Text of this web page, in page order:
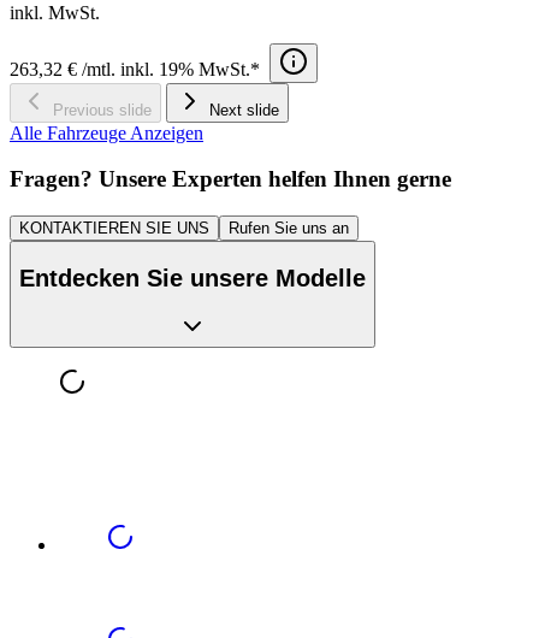
inkl. MwSt.
263,32 € /mtl. inkl. 19% MwSt.*
Previous slide Next slide
Alle Fahrzeuge Anzeigen
Fragen? Unsere Experten helfen Ihnen gerne
KONTAKTIEREN SIE UNS Rufen Sie uns an
Entdecken Sie unsere Modelle